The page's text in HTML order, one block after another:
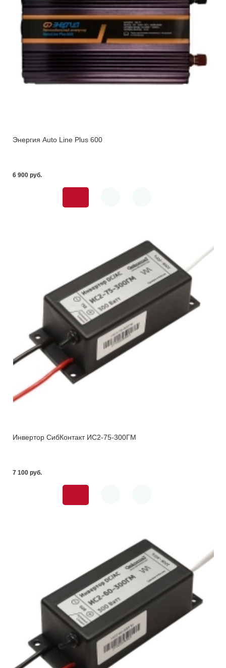
Энергия Auto Line Plus 600
6 900 pуб.
Инвертор СибКонтакт ИС2-75-300ГМ
7 100 pуб.